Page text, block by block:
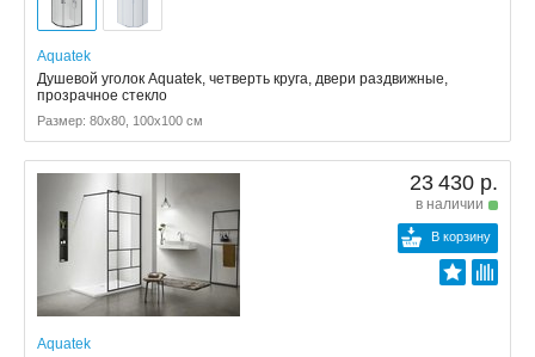
Aquatek
Душевой уголок Aquatek, четверть круга, двери раздвижные,
прозрачное стекло
Размер: 80x80, 100x100 см
23 430 р.
в наличии
В корзину
Aquatek